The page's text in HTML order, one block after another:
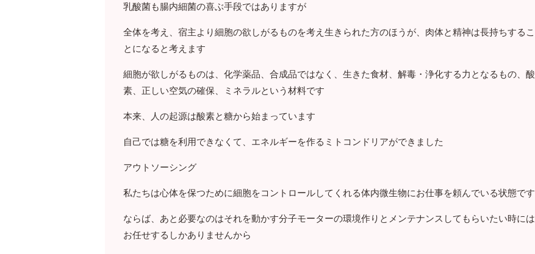
乳酸菌も腸内細菌の喜ぶ手段ではありますが
全体を考え、宿主より細胞の欲しがるものを考え生きられた方のほうが、肉体と精神は長持ちするこ
とになると考えます
細胞が欲しがるものは、化学薬品、合成品ではなく、生きた食材、解毒・浄化する力となるもの、酸
素、正しい空気の確保、ミネラルという材料です
本来、人の起源は酸素と糖から始まっています
自己では糖を利用できなくて、エネルギーを作るミトコンドリアができました
アウトソーシング
私たちは心体を保つために細胞をコントロールしてくれる体内微生物にお仕事を頼んでいる状態です
ならば、あと必要なのはそれを動かす分子モーターの環境作りとメンテナンスしてもらいたい時には
お任せするしかありませんから